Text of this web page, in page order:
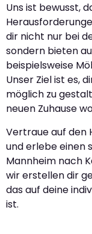
Uns ist bewusst,
dir nicht nur bei
sondern bieten
beispielsweise
Unser Ziel ist es,
möglich zu
neuen Zuhause
Vertraue auf den
und erlebe einen
Mannheim nach
wir erstellen dir
das auf deine
ist.